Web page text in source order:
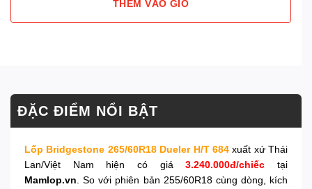
THÊM VÀO GIỎ
ĐẶC ĐIỂM NỔI BẬT
Lốp Bridgestone 265/60R18 Dueler H/T 684xuất xứ Thái
Lan/Việt Nam hiện có giá3.240.000đ/chiếc tại
Mamlop.vn. So với phiên bản 255/60R18 cùng dòng, kích